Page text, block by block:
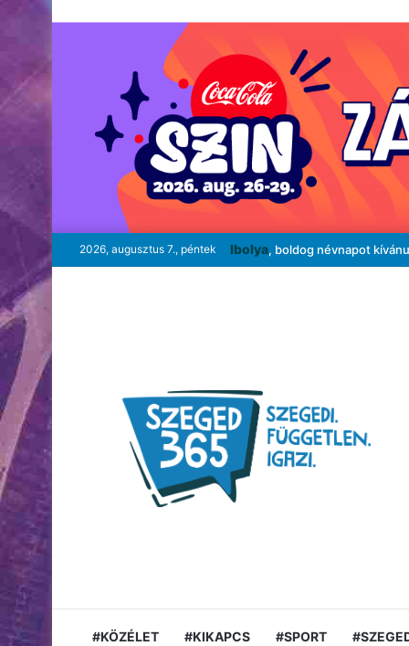
2026, augusztus 7., péntek Ibolya, boldog névnapot
#KÖZÉLET #KIKAPCS #SPORT